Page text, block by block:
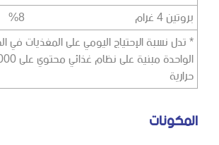
بروتين 4 غرام 8%
* تدل نسبة الإحتياج اليومي على المغذيات في
حرارية
المكونات